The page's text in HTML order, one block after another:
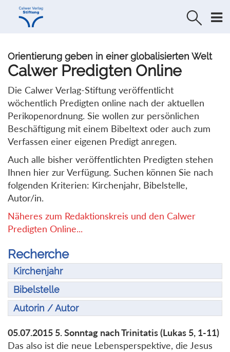
Direkt
Direkt
Orientierung geben in einer globalisierten Welt
Calwer Predigten Online
Die Calwer Verlag-Stiftung veröffentlicht
wöchentlich Predigten online nach der aktuellen
Perikopenordnung. Sie wollen zur persönlichen
Beschäftigung mit einem Bibeltext oder auch zum
Verfassen einer eigenen Predigt anregen.
Auch alle bisher veröffentlichten Predigten stehen
Ihnen hier zur Verfügung. Suchen können Sie nach
folgenden Kriterien: Kirchenjahr, Bibelstelle,
Autor/in.
Näheres zum Redaktionskreis und den Calwer
Predigten Online...
Recherche
Kirchenjahr
Bibelstelle
Autorin / Autor
05.07.2015 5. Sonntag nach Trinitatis(Lukas 5, 1-11)
Das also ist die neue Lebensperspektive, die Jesus